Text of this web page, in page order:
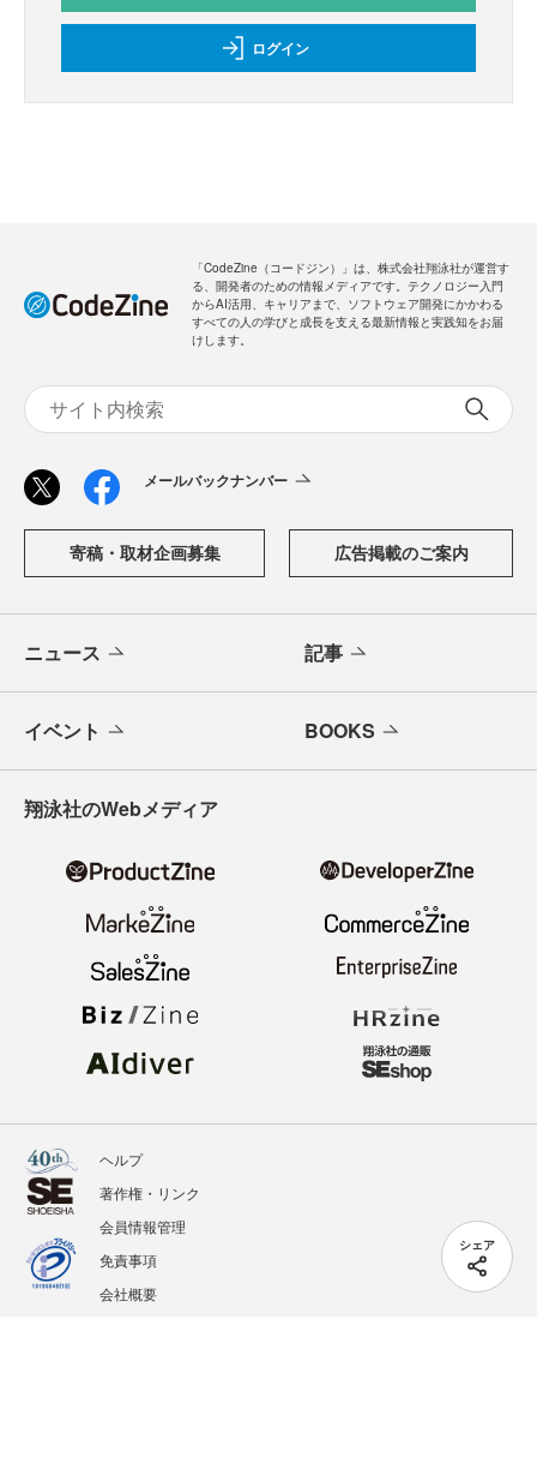
シェア
ログイン
「CodeZine（コードジン）」は、株式会社翔泳社が運営す
る、開発者のための情報メディアです。テクノロジー入門
からAI活用、キャリアまで、ソフトウェア開発にかかわる
すべての人の学びと成長を支える最新情報と実践知をお届
けします。
メールバックナンバー
寄稿・取材企画募集 広告掲載のご案内
ニュース 記事
イベント BOOKS
翔泳社のWebメディア
ヘルプ
著作権・リンク
会員情報管理
免責事項
会社概要